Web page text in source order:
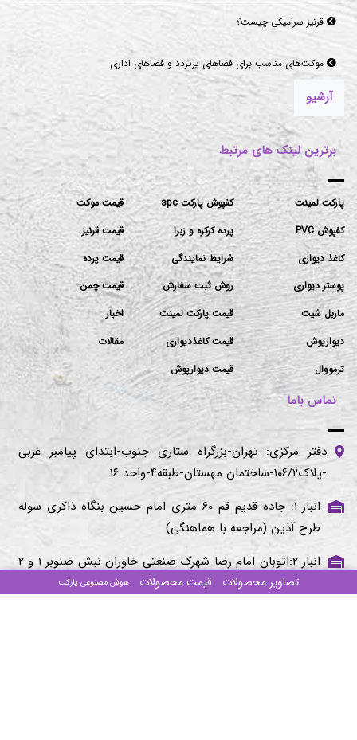
قرنیز سرامیکی چیست؟
موکت‌های مناسب برای فضاهای پرتردد و فضاهای اداری
آرشیو
برترین لینک های مرتبط
پارکت لمینت
کفپوش PVC
کاغذ دیواری
پوستر دیواری
ماربل شیت
دیوارپوش
ترمووال
کفپوش پارکت spc
پرده کرکره و زبرا
شرایط نمایندگی
روش ثبت سفارش
قیمت پارکت لمینت
قیمت کاغذدیواری
قیمت دیوارپوش
قیمت موکت
قیمت قرنیز
قیمت پرده
قیمت چمن
اخبار
مقالات
تماس باما
دفتر مرکزی: تهران-بزرگراه ستاری جنوب-ابتدای پیامبر غربی
-پلاک۱۰۶/۲-ساختمان مهستان-طبقه۴-واحد ۱۶
انبار ۱: جاده قدیم قم ۶۰ متری امام حسین بنگاه ذاکری سوله
طرح آذین (مراجعه با هماهنگی)
انبار ۲:اتوبان امام رضا شهرک صنعتی خاوران نبش صنوبر ۱ و ۲
(مراجعه با هماهنگی)
تصاویر محصولات قیمت محصولات هوش مصنوعی پارکت